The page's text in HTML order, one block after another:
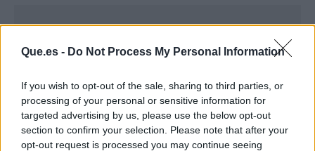
Que.es - Do Not Process My Personal Information
If you wish to opt-out of the sale, sharing to third parties, or
processing of your personal or sensitive information for
targeted advertising by us, please use the below opt-out
section to confirm your selection. Please note that after your
opt-out request is processed you may continue seeing